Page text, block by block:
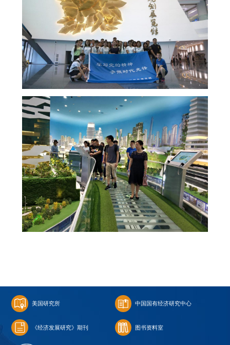
美国研究所 中国国有经济研究中心
《经济发展研究》期刊 图书资料室